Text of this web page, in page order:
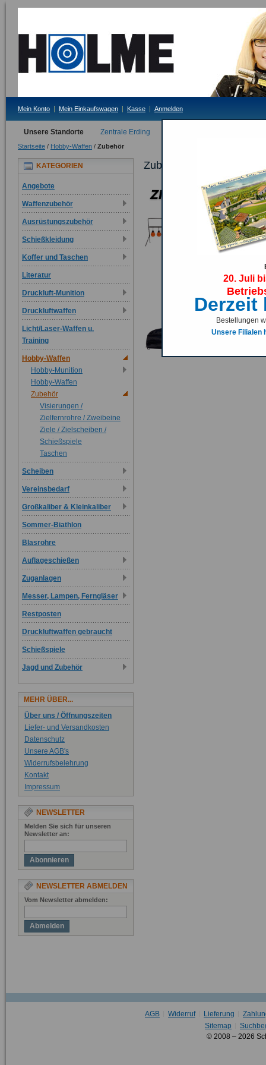
Mein Konto Mein Einkaufswagen Kasse Anmelden
Unsere Standorte Zentrale Erding
Startseite / Hobby-Waffen / Zubehör
Zubehör
KATEGORIEN
Angebote
Waffenzubehör
Ausrüstungszubehör
Schießkleidung
Koffer und Taschen
Literatur
Druckluft-Munition
Druckluftwaffen
Licht/Laser-Waffen u.
Training
Hobby-Waffen
Hobby-Munition
Hobby-Waffen
Zubehör
Visierungen /
Zielfernrohre / Zweibeine
Ziele / Zielscheiben /
Schießspiele
Taschen
Scheiben
Vereinsbedarf
Großkaliber & Kleinkaliber
Sommer-Biathlon
Blasrohre
Auflageschießen
Zuganlagen
Messer, Lampen, Ferngläser
Restposten
Druckluftwaffen gebraucht
Schießspiele
Jagd und Zubehör
MEHR ÜBER...
Über uns / Öffnungszeiten
Liefer- und Versandkosten
Datenschutz
Unsere AGB's
Widerrufsbelehrung
Kontakt
Impressum
NEWSLETTER
Melden Sie sich für unseren
Newsletter an:
Abonnieren
NEWSLETTER ABMELDEN
Vom Newsletter abmelden:
Abmelden
AGB Widerruf Lieferung
Sitemap
© 2008 – 2026
20. Juli
Derzeit
Bestellungen
Unsere Filialen